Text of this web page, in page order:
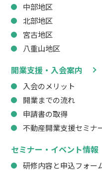
中部地区
北部地区
宮古地区
八重山地区
開業支援・入会案内
入会のメリット
開業までの流れ
申請書の取得
不動産開業支援セミナ
セミナー・イベント情報
研修内容と申込フォー